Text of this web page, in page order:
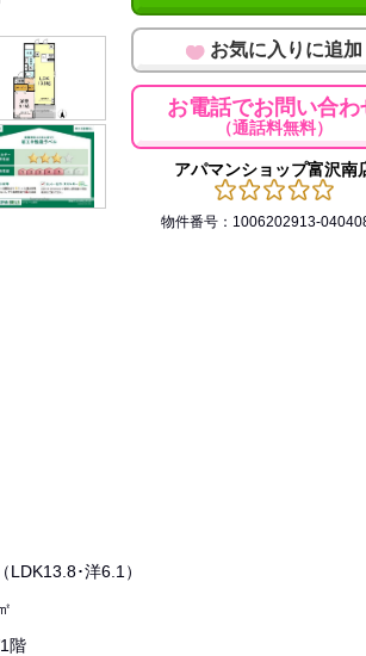
お気に入りに追加
お電話でお問い合わ
（通話料無料）
アパマンショップ富沢南
物件番号：1006202913-
LDK13.8･洋6.1）
階